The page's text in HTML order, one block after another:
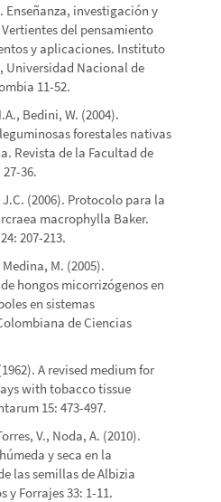
Enseñanza, investigación y
del pensamiento
y aplicaciones. Instituto
Universidad Nacional de
11-52.
Bedini, W. (2004).
forestales nativas
Revista de la Facultad de
36.
(2006). Protocolo para la
macrophylla Baker.
207-213.
M. (2005).
hongos micorrizógenos en
en sistemas
de Ciencias
A revised medium for
with tobacco tissue
15: 473-497.
V., Noda, A. (2010).
y seca en la
las semillas de Albizia
y Forrajes 33: 1-11.